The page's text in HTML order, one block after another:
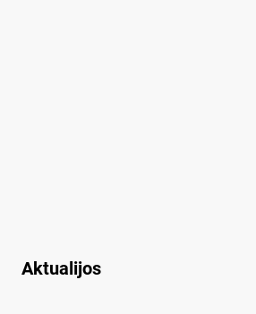
Aktualijos